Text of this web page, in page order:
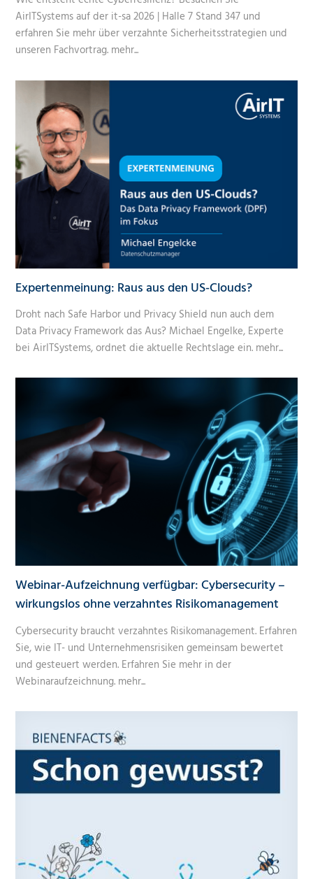
AirITSystems auf der it-sa 2026 | Halle 7 Stand 347 und
erfahren Sie mehr über verzahnte Sicherheitsstrategien und
unseren Fachvortrag. mehr...
Expertenmeinung: Raus aus den US-Clouds?
Droht nach Safe Harbor und Privacy Shield nun auch dem
Data Privacy Framework das Aus? Michael Engelke, Experte
bei AirITSystems, ordnet die aktuelle Rechtslage ein. mehr...
Webinar-Aufzeichnung verfügbar: Cybersecurity –
wirkungslos ohne verzahntes Risikomanagement
Cybersecurity braucht verzahntes Risikomanagement. Erfahren
Sie, wie IT- und Unternehmensrisiken gemeinsam bewertet
und gesteuert werden. Erfahren Sie mehr in der
Webinaraufzeichnung. mehr...